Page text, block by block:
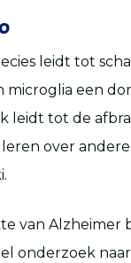
leidt tot
microglia een
leidt tot de
over
van
onderzoek naar